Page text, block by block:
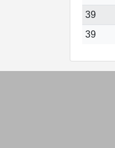
39
39